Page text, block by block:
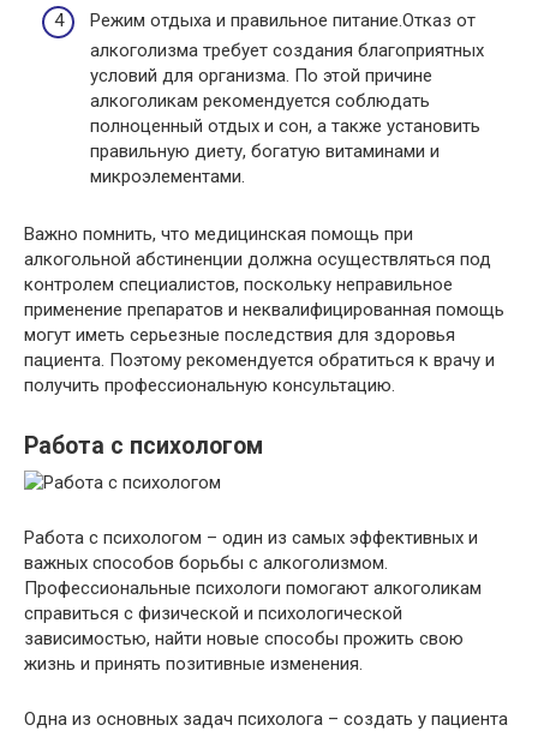
Режим отдыха и правильное питание.Отказ от
алкоголизма требует создания благоприятных
условий для организма. По этой причине
алкоголикам рекомендуется соблюдать
полноценный отдых и сон, а также установить
правильную диету, богатую витаминами и
микроэлементами.
Важно помнить, что медицинская помощь при
алкогольной абстиненции должна осуществляться под
контролем специалистов, поскольку неправильное
применение препаратов и неквалифицированная помощь
могут иметь серьезные последствия для здоровья
пациента. Поэтому рекомендуется обратиться к врачу и
получить профессиональную консультацию.
Работа с психологом
Работа с психологом – один из самых эффективных и
важных способов борьбы с алкоголизмом.
Профессиональные психологи помогают алкоголикам
справиться с физической и психологической
зависимостью, найти новые способы прожить свою
жизнь и принять позитивные изменения.
Одна из основных задач психолога – создать у пациента